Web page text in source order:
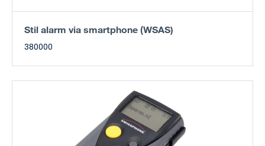
Stil alarm via smartphone (WSAS)
380000